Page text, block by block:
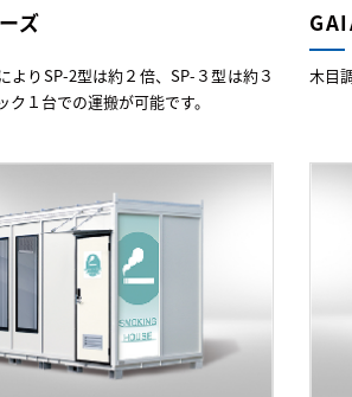
ズ
よりSP-2型は約２倍、SP-３型は約３
ク１台での運搬が可能です。
木目